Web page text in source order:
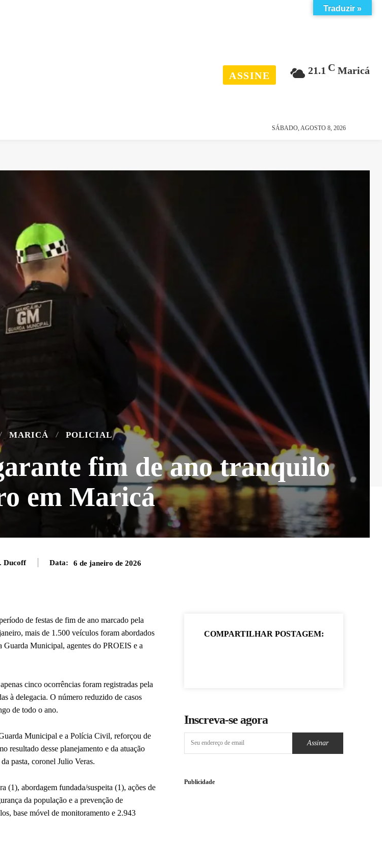
21.1 C Maricá
ASSINE
SÁBADO, AGOSTO 8, 2026
MARICÁ POLICIAL
fim de ano tranquilo
em Maricá
Ducoff Data: 6 de janeiro de 2026
de festas de fim de ano marcado pela
mais de 1.500 veículos foram abordados
Guarda Municipal, agentes do PROEIS e a
cinco ocorrências foram registradas pela
à delegacia. O número reduzido de casos
de todo o ano.
Municipal e a Polícia Civil, reforçou de
resultado desse planejamento e da atuação
pasta, coronel Julio Veras.
(1), abordagem fundada/suspeita (1), ações de
da população e a prevenção de
base móvel de monitoramento e 2.943
COMPARTILHAR POSTAGEM:
Inscreva-se agora
Assinar
Publicidade
Traduzir »